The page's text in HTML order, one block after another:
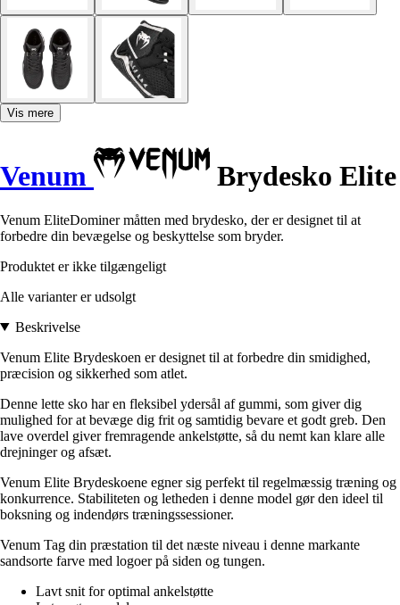
Vis mere
Venum Brydesko Elite
Venum EliteDominer måtten med brydesko, der er designet til at
forbedre din bevægelse og beskyttelse som bryder.
Produktet er ikke tilgængeligt
Alle varianter er udsolgt
Beskrivelse
Venum Elite Brydeskoen er designet til at forbedre din smidighed,
præcision og sikkerhed som atlet.
Denne lette sko har en fleksibel ydersål af gummi, som giver dig
mulighed for at bevæge dig frit og samtidig bevare et godt greb. Den
lave overdel giver fremragende ankelstøtte, så du nemt kan klare alle
drejninger og afsæt.
Venum Elite Brydeskoene egner sig perfekt til regelmæssig træning og
konkurrence. Stabiliteten og letheden i denne model gør den ideel til
boksning og indendørs træningssessioner.
Venum Tag din præstation til det næste niveau i denne markante
sandsorte farve med logoer på siden og tungen.
Lavt snit for optimal ankelstøtte